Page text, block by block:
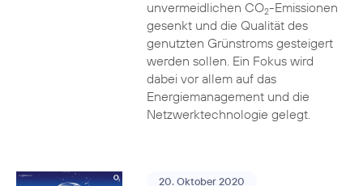
unvermeidlichen CO2-Emissionen
gesenkt und die Qualität des
genutzten Grünstroms gesteigert
werden sollen. Ein Fokus wird
dabei vor allem auf das
Energiemanagement und die
Netzwerktechnologie gelegt.
20. Oktober 2020